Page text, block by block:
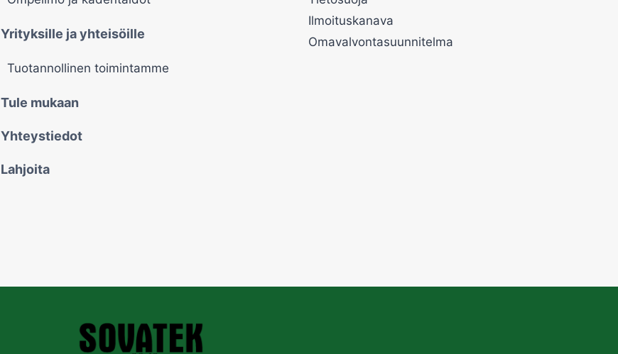
Yrityksille ja yhteisöille
Tuotannollinen toimintamme
Tule mukaan
Yhteystiedot
Lahjoita
Ilmoituskanava
Omavalvontasuunnitelma